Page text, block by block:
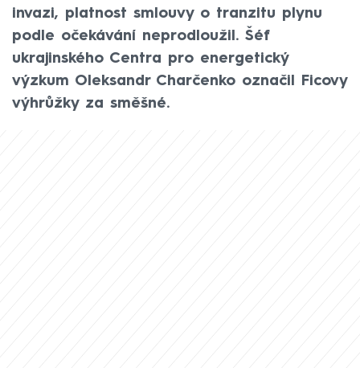
invazi, platnost smlouvy o tranzitu plynu
podle očekávání neprodloužil. Šéf
ukrajinského Centra pro energetický
výzkum Oleksandr Charčenko označil Ficovy
výhrůžky za směšné.